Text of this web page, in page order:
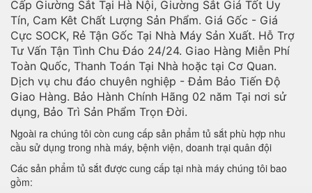
Cấp Giường Sắt Tại Hà Nội, Giường Sắt Giá Tốt Uy
Tín, Cam Kêt Chất Lượng Sản Phẩm. Giá Gốc - Giá
Cực SOCK, Rẻ Tận Gốc Tại Nhà Máy Sản Xuất. Hỗ Trợ
Tư Vấn Tận Tình Chu Đáo 24/24. Giao Hàng Miễn Phí
Toàn Quốc, Thanh Toán Tại Nhà hoặc tại Cơ Quan.
Dịch vụ chu đáo chuyên nghiệp - Đảm Bảo Tiến Độ
Giao Hàng. Bảo Hành Chính Hãng 02 năm Tại nơi sử
dụng, Bảo Trì Sản Phẩm Trọn Đời.
Ngoài ra chúng tôi còn cung cấp sản phẩm tủ sắt phù hợp nhu
cầu sử dụng trong nhà máy, bệnh viện, doanh trại quân đội
Các sản phẩm tủ sắt được cung cấp tại nhà máy chúng tôi bao
gồm: